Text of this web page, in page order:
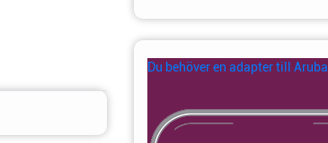
Du behöver en adapter till Aruba